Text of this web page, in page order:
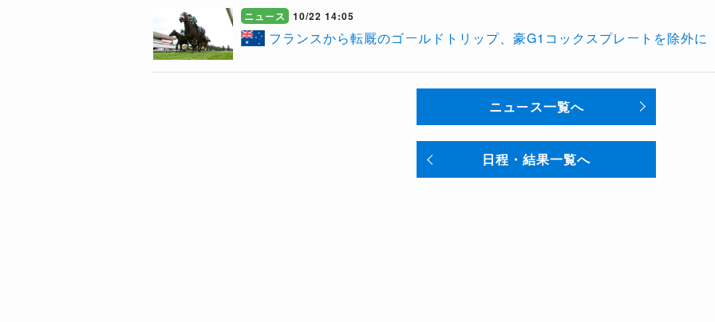
ニュース 10/22 14:05
​フランスから転厩のゴールドトリップ、豪G1コックスプレートを除外に
ニュース一覧へ
日程・結果一覧へ